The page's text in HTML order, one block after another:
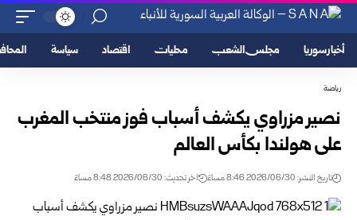
أخبار سوريا مجلس الشعب محليات اقتصاد سياسة
رياضة
نصير مزراوي يكشف أسباب فوز منتخب المغرب
على هولندا بكأس العالم
تاريخ النشر: 2026/06/30 8:46 مساءً اخر تحديث: 2026/06/30 8:48 مساءً